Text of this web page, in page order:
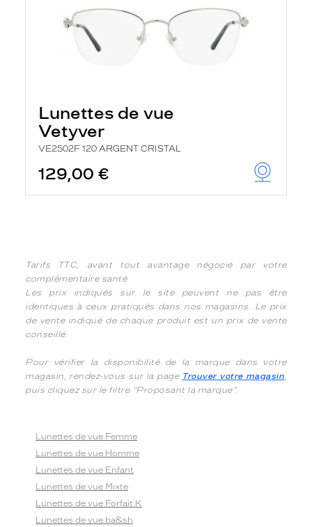
Lunettes de vue
Vetyver
VE2502F 120 ARGENT CRISTAL
129,00 €
Tarifs TTC, avant tout avantage négocié par votre
complémentaire santé
Les prix indiqués sur le site peuvent ne pas être
identiques à ceux pratiqués dans nos magasins. Le prix
de vente indiqué de chaque produit est un prix de vente
conseillé.
Pour vérifier la disponibilité de la marque dans votre
magasin, rendez-vous sur la page Trouver votre magasin,
puis cliquez sur le filtre "Proposant la marque".
Lunettes de vue Femme
Lunettes de vue Homme
Lunettes de vue Enfant
Lunettes de vue Mixte
Lunettes de vue Forfait K
Lunettes de vue ba&sh